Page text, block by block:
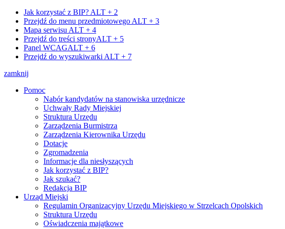
Jak korzystać z BIP? ALT + 2
Przejdź do menu przedmiotowego ALT + 3
Mapa serwisu ALT + 4
Przejdź do treści stronyALT + 5
Panel WCAGALT + 6
Przejdź do wyszukiwarki ALT + 7
zamknij
Pomoc
Nabór kandydatów na stanowiska urzędnicze
Uchwały Rady Miejskiej
Struktura Urzędu
Zarządzenia Burmistrza
Zarządzenia Kierownika Urzędu
Dotacje
Zgromadzenia
Informacje dla niesłyszących
Jak korzystać z BIP?
Jak szukać?
Redakcja BIP
Urząd Miejski
Regulamin Organizacyjny Urzędu Miejskiego w Strzelcach Opolskich
Struktura Urzędu
Oświadczenia majątkowe